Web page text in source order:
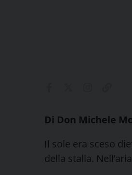
Di Don Michele
Il sole era sceso
della stalla.